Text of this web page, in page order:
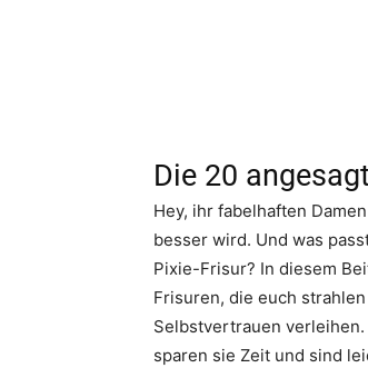
Die 20
Hey, ihr fabelhaften
besser wird. Und was
Pixie-Frisur? In diesem
Frisuren, die euch
Selbstvertrauen
sparen sie Zeit und sind